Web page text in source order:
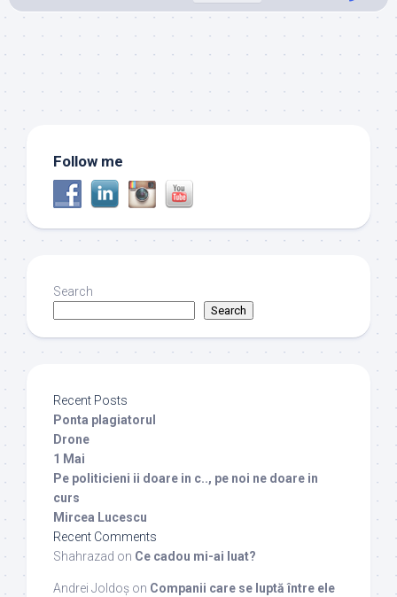
Follow me
Search
Search
Recent Posts
Ponta plagiatorul
Drone
1 Mai
Pe politicieni ii doare in c.., pe noi ne doare in
curs
Mircea Lucescu
Recent Comments
Shahrazad on Ce cadou mi-ai luat?
Andrei Joldoș on Companii care se luptă între ele